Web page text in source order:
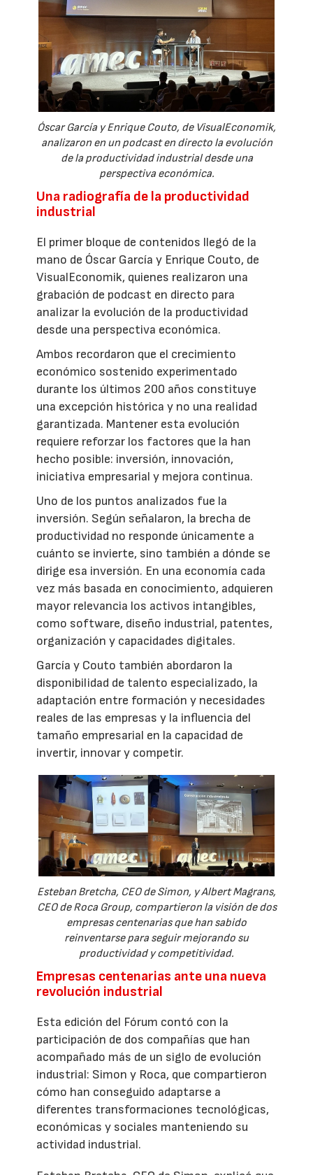
Óscar García y Enrique Couto, de VisualEconomik,
analizaron en un podcast en directo la evolución
de la productividad industrial desde una
perspectiva económica.
Una radiografía de la productividad
industrial
El primer bloque de contenidos llegó de la
mano de Óscar García y Enrique Couto, de
VisualEconomik, quienes realizaron una
grabación de podcast en directo para
analizar la evolución de la productividad
desde una perspectiva económica.
Ambos recordaron que el crecimiento
económico sostenido experimentado
durante los últimos 200 años constituye
una excepción histórica y no una realidad
garantizada. Mantener esta evolución
requiere reforzar los factores que la han
hecho posible: inversión, innovación,
iniciativa empresarial y mejora continua.
Uno de los puntos analizados fue la
inversión. Según señalaron, la brecha de
productividad no responde únicamente a
cuánto se invierte, sino también a dónde se
dirige esa inversión. En una economía cada
vez más basada en conocimiento, adquieren
mayor relevancia los activos intangibles,
como software, diseño industrial, patentes,
organización y capacidades digitales.
García y Couto también abordaron la
disponibilidad de talento especializado, la
adaptación entre formación y necesidades
reales de las empresas y la influencia del
tamaño empresarial en la capacidad de
invertir, innovar y competir.
Esteban Bretcha, CEO de Simon, y Albert Magrans,
CEO de Roca Group, compartieron la visión de dos
empresas centenarias que han sabido
reinventarse para seguir mejorando su
productividad y competitividad.
Empresas centenarias ante una nueva
revolución industrial
Esta edición del Fórum contó con la
participación de dos compañías que han
acompañado más de un siglo de evolución
industrial: Simon y Roca, que compartieron
cómo han conseguido adaptarse a
diferentes transformaciones tecnológicas,
económicas y sociales manteniendo su
actividad industrial.